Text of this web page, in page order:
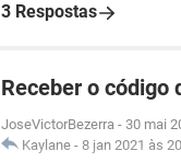
3 Respostas
Receber o código
JoseVictorBezerra - 30 mai
Kaylane - 8 jan 2021 às